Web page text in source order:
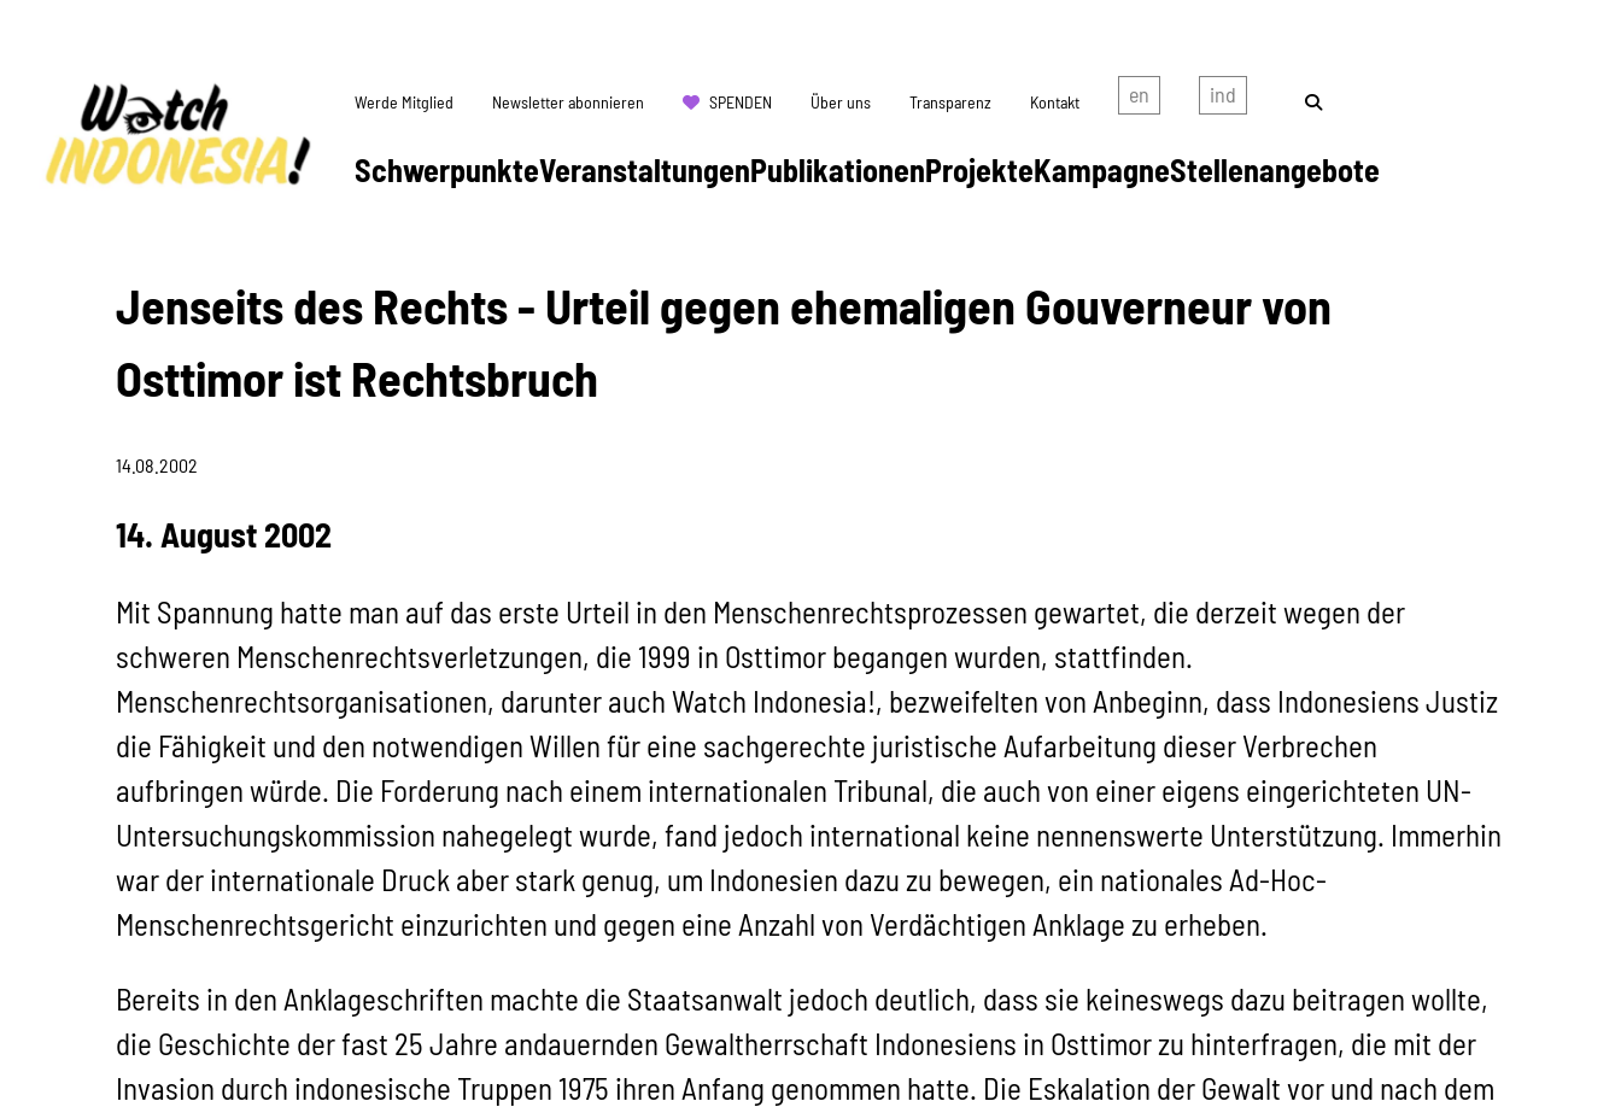
SchwerpunkteVeranstaltungenPublikationenProjekteKampagneStellenangebote
Werde Mitglied Newsletter abonnieren SPENDEN Über uns Transparenz Kontakt
Jenseits des Rechts - Urteil gegen ehemaligen Gouverneur von
Osttimor ist Rechtsbruch
14.08.2002
14. August 2002
Mit Spannung hatte man auf das erste Urteil in den Menschenrechtsprozessen gewartet, die derzeit wegen der
schweren Menschenrechtsverletzungen, die 1999 in Osttimor begangen wurden, stattfinden.
Menschenrechtsorganisationen, darunter auch Watch Indonesia!, bezweifelten von Anbeginn, dass Indonesiens Justiz
die Fähigkeit und den notwendigen Willen für eine sachgerechte juristische Aufarbeitung dieser Verbrechen
aufbringen würde. Die Forderung nach einem internationalen Tribunal, die auch von einer eigens eingerichteten UN-
Untersuchungskommission nahegelegt wurde, fand jedoch international keine nennenswerte Unterstützung. Immerhin
war der internationale Druck aber stark genug, um Indonesien dazu zu bewegen, ein nationales Ad-Hoc-
Menschenrechtsgericht einzurichten und gegen eine Anzahl von Verdächtigen Anklage zu erheben.
Bereits in den Anklageschriften machte die Staatsanwalt jedoch deutlich, dass sie keineswegs dazu beitragen wollte,
die Geschichte der fast 25 Jahre andauernden Gewaltherrschaft Indonesiens in Osttimor zu hinterfragen, die mit der
Invasion durch indonesische Truppen 1975 ihren Anfang genommen hatte. Die Eskalation der Gewalt vor und nach dem